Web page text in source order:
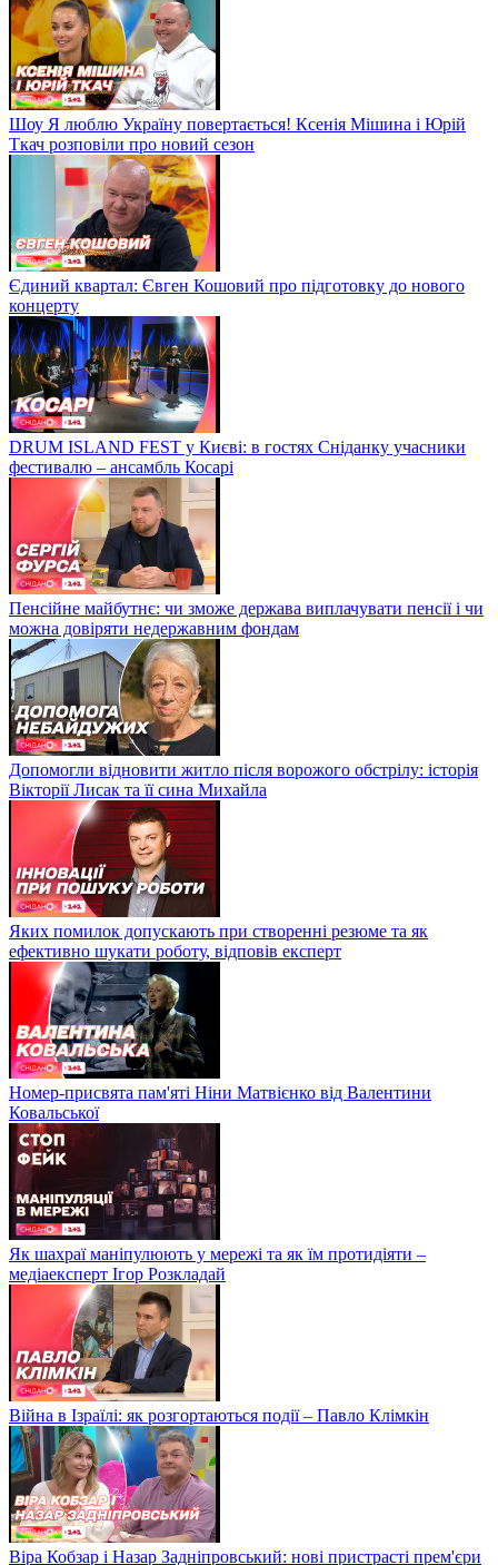
Шоу Я люблю Україну повертається! Ксенія Мішина і Юрій
Ткач розповіли про новий сезон
Єдиний квартал: Євген Кошовий про підготовку до нового
концерту
DRUM ISLAND FEST у Києві: в гостях Сніданку учасники
фестивалю – ансамбль Косарі
Пенсійне майбутнє: чи зможе держава виплачувати пенсії і чи
можна довіряти недержавним фондам
Допомогли відновити житло після ворожого обстрілу: історія
Вікторії Лисак та її сина Михайла
Яких помилок допускають при створенні резюме та як
ефективно шукати роботу, відповів експерт
Номер-присвята пам'яті Ніни Матвієнко від Валентини
Ковальської
Як шахраї маніпулюють у мережі та як їм протидіяти –
медіаексперт Ігор Розкладай
Війна в Ізраїлі: як розгортаються події – Павло Клімкін
Віра Кобзар і Назар Задніпровський: нові пристрасті прем'єри